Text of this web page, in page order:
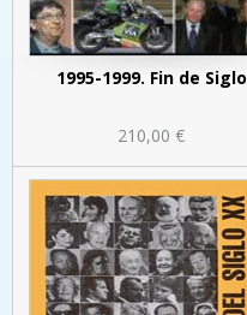
1995-1999. Fin de Siglo
210,00 €